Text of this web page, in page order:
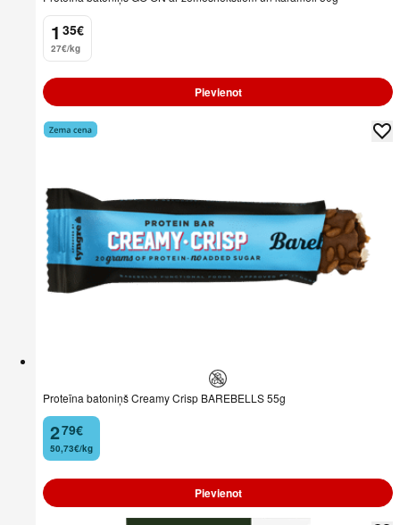
1
. 35€
27€/kg
Pievienot
Proteīna batoniņš Creamy Crisp BAREBELLS 55g
2
. 79€
50,73€/kg
Pievienot